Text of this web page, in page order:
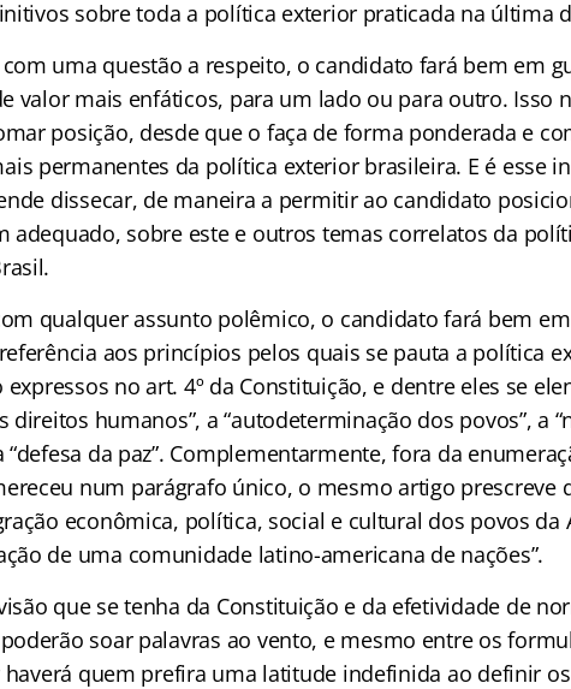
sobre toda a política exterior praticada na última
com uma questão a respeito, o candidato fará bem em
valor mais enfáticos, para um lado ou para outro. Isso
posição, desde que o faça de forma ponderada e
permanentes da política exterior brasileira. E é esse
dissecar, de maneira a permitir ao candidato
adequado, sobre este e outros temas correlatos da
qualquer assunto polêmico, o candidato fará bem
aos princípios pelos quais se pauta a política
expressos no art. 4º da Constituição, e dentre eles se
direitos humanos”, a “autodeterminação dos povos”, a
“defesa da paz”. Complementarmente, fora da
num parágrafo único, o mesmo artigo prescreve
econômica, política, social e cultural dos povos da
de uma comunidade latino-americana de nações”.
que se tenha da Constituição e da efetividade de
soar palavras ao vento, e mesmo entre os
quem prefira uma latitude indefinida ao definir